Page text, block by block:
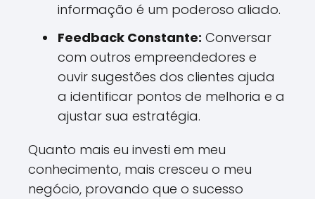
informação é um poderoso aliado.
Feedback Constante: Conversar
com outros empreendedores e
ouvir sugestões dos clientes ajuda
a identificar pontos de melhoria e a
ajustar sua estratégia.
Quanto mais eu investi em meu
conhecimento, mais cresceu o meu
negócio, provando que o sucesso